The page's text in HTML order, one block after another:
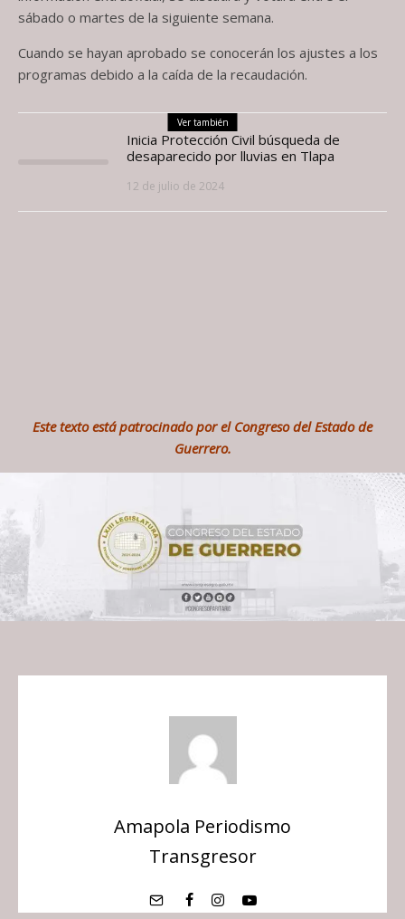
sábado o martes de la siguiente semana.
Cuando se hayan aprobado se conocerán los ajustes a los
programas debido a la caída de la recaudación.
Ver también
Inicia Protección Civil búsqueda de
desaparecido por lluvias en Tlapa
12 de julio de 2024
Este texto está patrocinado por el Congreso del Estado de
Guerrero.
Amapola Periodismo
Transgresor